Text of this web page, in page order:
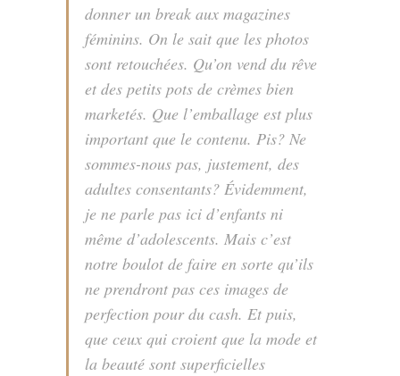
donner un break aux magazines
féminins. On le sait que les photos
sont retouchées. Qu’on vend du rêve
et des petits pots de crèmes bien
marketés. Que l’emballage est plus
important que le contenu. Pis? Ne
sommes-nous pas, justement, des
adultes consentants? Évidemment,
je ne parle pas ici d’enfants ni
même d’adolescents. Mais c’est
notre boulot de faire en sorte qu’ils
ne prendront pas ces images de
perfection pour du cash. Et puis,
que ceux qui croient que la mode et
la beauté sont superficielles